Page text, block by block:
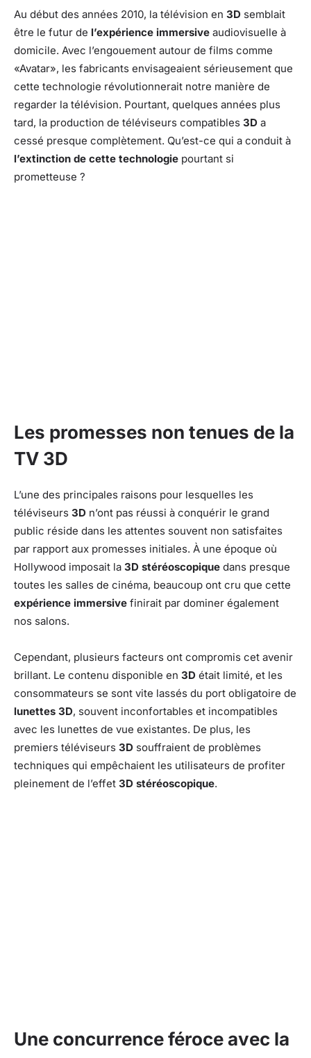
Au début des années 2010, la télévision en 3D semblait
être le futur de l’expérience immersive audiovisuelle à
domicile. Avec l’engouement autour de films comme
«Avatar», les fabricants envisageaient sérieusement que
cette technologie révolutionnerait notre manière de
regarder la télévision. Pourtant, quelques années plus
tard, la production de téléviseurs compatibles 3D a
cessé presque complètement. Qu’est-ce qui a conduit à
l’extinction de cette technologie pourtant si
prometteuse ?
Les promesses non tenues de la
TV 3D
L’une des principales raisons pour lesquelles les
téléviseurs 3D n’ont pas réussi à conquérir le grand
public réside dans les attentes souvent non satisfaites
par rapport aux promesses initiales. À une époque où
Hollywood imposait la 3D stéréoscopique dans presque
toutes les salles de cinéma, beaucoup ont cru que cette
expérience immersive finirait par dominer également
nos salons.
Cependant, plusieurs facteurs ont compromis cet avenir
brillant. Le contenu disponible en 3D était limité, et les
consommateurs se sont vite lassés du port obligatoire de
lunettes 3D, souvent inconfortables et incompatibles
avec les lunettes de vue existantes. De plus, les
premiers téléviseurs 3D souffraient de problèmes
techniques qui empêchaient les utilisateurs de profiter
pleinement de l’effet 3D stéréoscopique.
Une concurrence féroce avec la